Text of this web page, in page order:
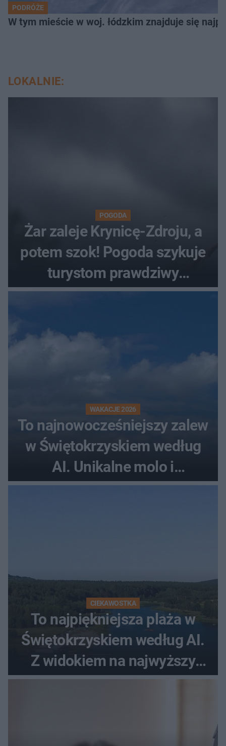
PODRÓŻE
W tym mieście w woj. łódzkim znajduje się
LOKALNIE:
POGODA
Żar zaleje Krynicę-Zdroju, a
potem szok! Pogoda szykuje
turystom prawdziwy
rollercoaster
WAKACJE 2026
To najnowocześniejszy zalew
w Świętokrzyskiem według
AI. Unikalne molo i
promenada
CIEKAWOSTKA
To najpiękniejsza plaża w
Świętokrzyskiem według AI.
Z widokiem na najwyższy
szczyt Gór Świętokrzyskich